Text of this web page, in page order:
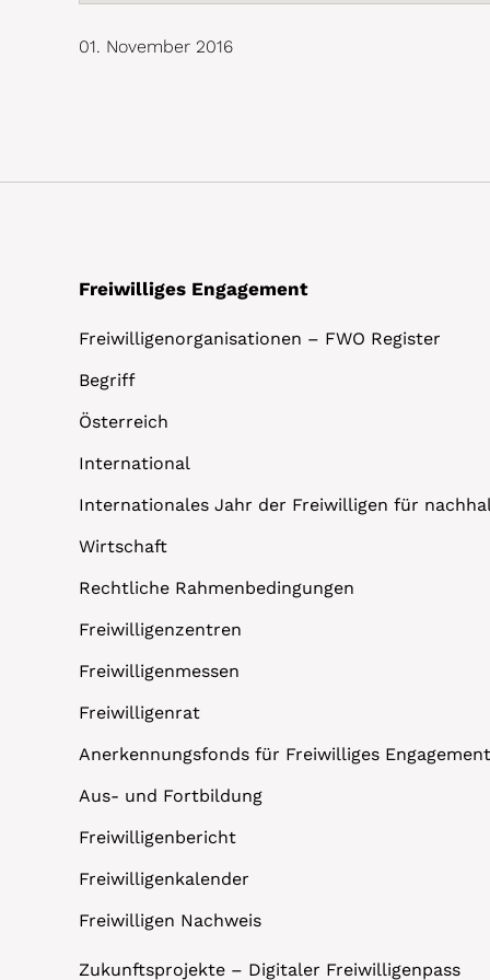
01. November 2016
Freiwilliges Engagement
Freiwilligenorganisationen – FWO Register
Begriff
Österreich
International
Internationales Jahr der Freiwilligen für
Wirtschaft
Rechtliche Rahmenbedingungen
Freiwilligenzentren
Freiwilligenmessen
Freiwilligenrat
Anerkennungsfonds für Freiwilliges Engagement
Aus- und Fortbildung
Freiwilligenbericht
Freiwilligenkalender
Freiwilligen Nachweis
Zukunftsprojekte – Digitaler Freiwilligenpass